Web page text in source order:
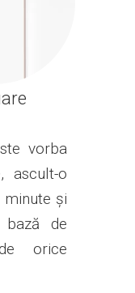
vorba
ascult-o
minute și
de
orice